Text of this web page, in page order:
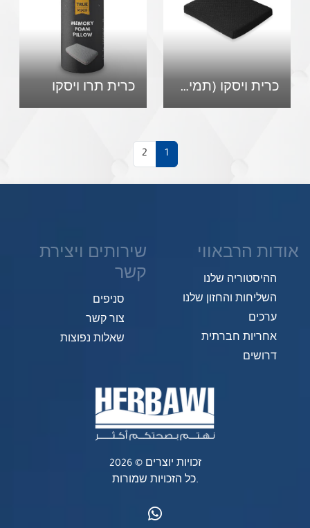
כרית ויסקו (תמיכת למושב) כרית תרו ויסקו
1
2
אודות הרבאווי
ההיסטוריה שלנו
השליחות והחזון שלנו
ערכים
אחריות חברתית
דרושים
שירותים ויצירת
קשר
סניפים
צור קשר
שאלות נפוצות
זכויות יוצרים © 2026
כל הזכויות שמורות.